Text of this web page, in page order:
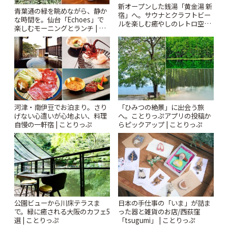
青葉通の緑を眺めながら、静か
な時間を。仙台「Echoes」で
楽しむモーニングとランチ | こ
とりっぷ
新オープンした銭湯「黄金湯 新
宿」へ。サウナとクラフトビー
ルを楽しむ癒やしのレトロ空間
河津・南伊豆でお泊まり。さり
げない心遣いが心地よい、料理
自慢の一軒宿 | ことりっぷ
「ひみつの絶景」に出会う旅
へ。ことりっぷアプリの投稿か
らピックアップ | ことりっぷ
公園ビューから川床テラスま
で。緑に癒される大阪のカフェ5
選 | ことりっぷ
日本の手仕事の「いま」が詰ま
った器と雑貨のお店/西荻窪
「tsugumi」 | ことりっぷ